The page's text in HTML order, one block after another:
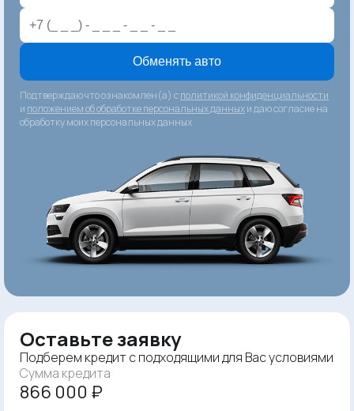
Обменять авто
Подтверждаю что ознакомлен(а) сполитикой конфиденциальности
и положением об обработке персональных данныхи даю согласие на
обработку моих персональных данных
Оставьте заявку
Подберем кредит с подходящими для Вас условиями
Сумма кредита
866 000 ₽